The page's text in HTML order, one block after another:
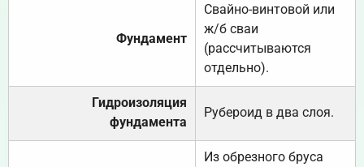
Фундамент
Свайно-винтовой или
ж/б сваи
(рассчитываются
отдельно).
Гидроизоляция
фундамента
Рубероид в два слоя.
Из обрезного бруса